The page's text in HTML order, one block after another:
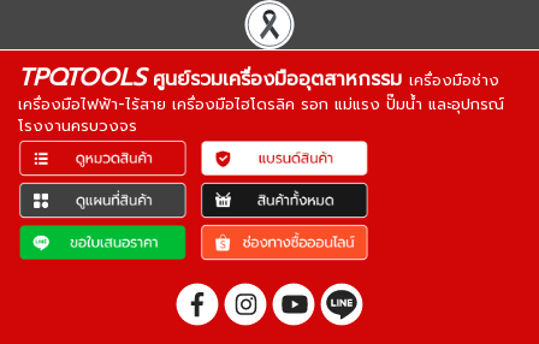
TPQTOOLSศูนย์รวมเครื่องมืออุตสาหกรรม เครื่องมือช่าง
เครื่องมือไฟฟ้า-ไร้สาย เครื่องมือไฮโดรลิค รอก แม่แรง ปั๊มน้ำ และอุปกรณ์
โรงงานครบวงจร